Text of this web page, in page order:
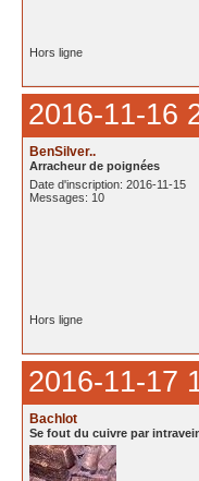
Hors ligne
2016-11-16
BenSilver..
Arracheur de poignées
Date d'inscription: 2016-11-15
Messages: 10
Hors ligne
2016-11-17
Bachlot
Se fout du cuivre par